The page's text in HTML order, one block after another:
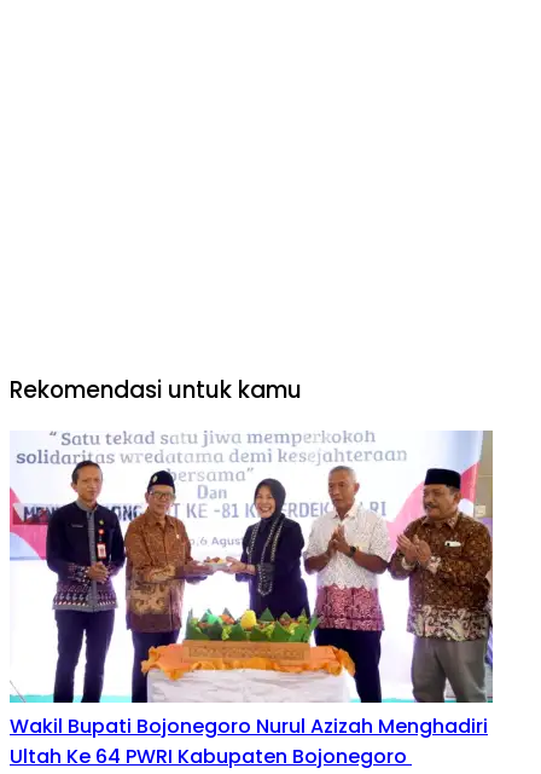
Rekomendasi untuk kamu
Wakil Bupati Bojonegoro Nurul Azizah Menghadiri
Ultah Ke 64 PWRI Kabupaten Bojonegoro